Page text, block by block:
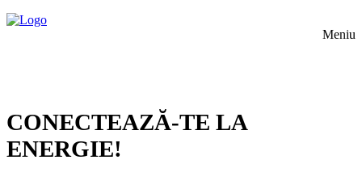
Meniu
CONECTEAZĂ-TE LA
ENERGIE!